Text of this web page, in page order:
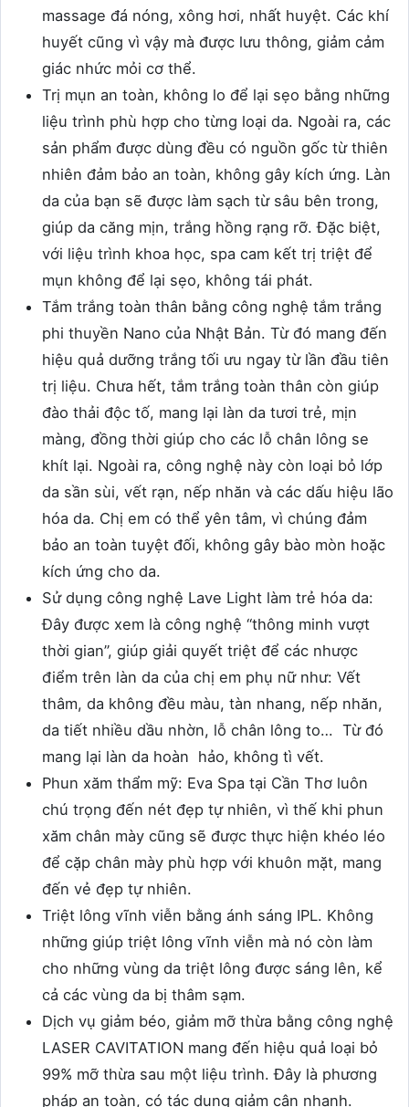
massage đá nóng, xông hơi, nhất huyệt. Các khí
huyết cũng vì vậy mà được lưu thông, giảm cảm
giác nhức mỏi cơ thể.
Trị mụn an toàn, không lo để lại sẹo bằng những
liệu trình phù hợp cho từng loại da. Ngoài ra, các
sản phẩm được dùng đều có nguồn gốc từ thiên
nhiên đảm bảo an toàn, không gây kích ứng. Làn
da của bạn sẽ được làm sạch từ sâu bên trong,
giúp da căng mịn, trắng hồng rạng rỡ. Đặc biệt,
với liệu trình khoa học, spa cam kết trị triệt để
mụn không để lại sẹo, không tái phát.
Tắm trắng toàn thân bằng công nghệ tắm trắng
phi thuyền Nano của Nhật Bản. Từ đó mang đến
hiệu quả dưỡng trắng tối ưu ngay từ lần đầu tiên
trị liệu. Chưa hết, tắm trắng toàn thân còn giúp
đào thải độc tố, mang lại làn da tươi trẻ, mịn
màng, đồng thời giúp cho các lỗ chân lông se
khít lại. Ngoài ra, công nghệ này còn loại bỏ lớp
da sần sùi, vết rạn, nếp nhăn và các dấu hiệu lão
hóa da. Chị em có thể yên tâm, vì chúng đảm
bảo an toàn tuyệt đối, không gây bào mòn hoặc
kích ứng cho da.
Sử dụng công nghệ Lave Light làm trẻ hóa da:
Đây được xem là công nghệ “thông minh vượt
thời gian”, giúp giải quyết triệt để các nhược
điểm trên làn da của chị em phụ nữ như: Vết
thâm, da không đều màu, tàn nhang, nếp nhăn,
da tiết nhiều dầu nhờn, lỗ chân lông to… Từ đó
mang lại làn da hoàn hảo, không tì vết.
Phun xăm thẩm mỹ: Eva Spa tại Cần Thơ luôn
chú trọng đến nét đẹp tự nhiên, vì thế khi phun
xăm chân mày cũng sẽ được thực hiện khéo léo
để cặp chân mày phù hợp với khuôn mặt, mang
đến vẻ đẹp tự nhiên.
Triệt lông vĩnh viễn bằng ánh sáng IPL. Không
những giúp triệt lông vĩnh viễn mà nó còn làm
cho những vùng da triệt lông được sáng lên, kể
cả các vùng da bị thâm sạm.
Dịch vụ giảm béo, giảm mỡ thừa bằng công nghệ
LASER CAVITATION mang đến hiệu quả loại bỏ
99% mỡ thừa sau một liệu trình. Đây là phương
pháp an toàn, có tác dụng giảm cân nhanh.